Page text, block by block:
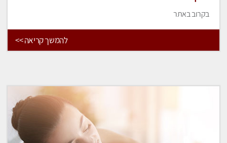
בקרוב באתר
להמשך קריאה >>